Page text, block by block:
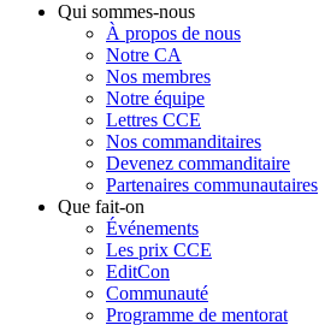
Qui sommes-nous
À propos de nous
Notre CA
Nos membres
Notre équipe
Lettres CCE
Nos commanditaires
Devenez commanditaire
Partenaires communautaires
Que fait-on
Événements
Les prix CCE
EditCon
Communauté
Programme de mentorat